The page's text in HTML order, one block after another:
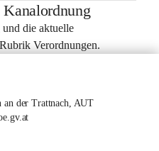
die aktuelle
Verordnungen.
an der Trattnach, AUT